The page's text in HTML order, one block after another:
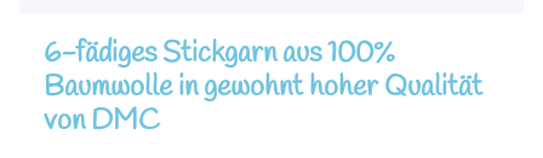
6-fädiges Stickgarn aus 100%
Baumwolle in gewohnt hoher Qualität
von DMC